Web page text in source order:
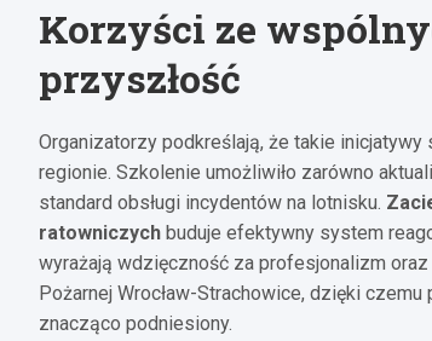
Korzyści ze
przyszłość
Organizatorzy podkreślają, że takie
regionie. Szkolenie umożliwiło zarówno
standard obsługi incydentów na lotnisku.
ratowniczych buduje efektywny system
wyrażają wdzięczność za profesjonalizm
Pożarnej Wrocław-Strachowice, dzięki
znacząco podniesiony.